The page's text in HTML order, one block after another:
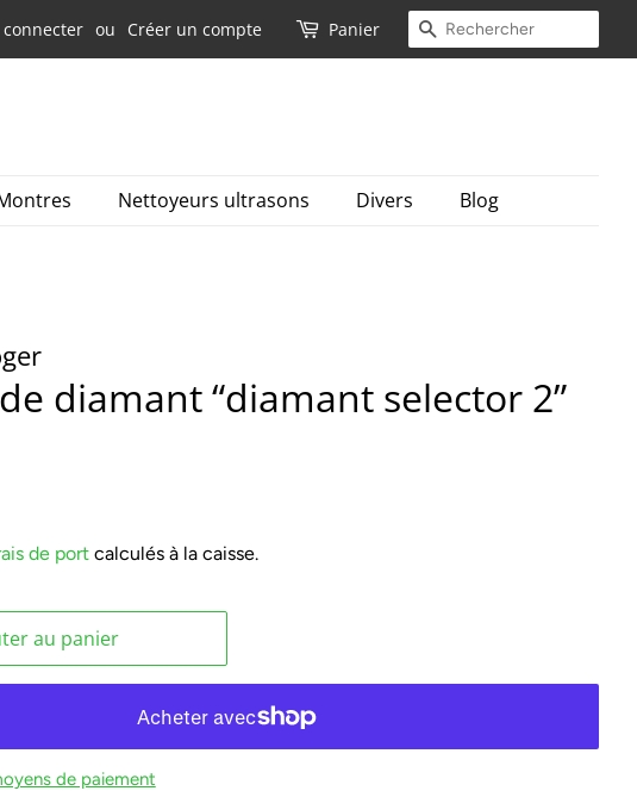
connecter ou Créer un compte Panier Recherche
Nettoyeurs ultrasons Divers Blog
diamant “diamant selector 2”
de port calculés à la caisse.
au panier
de paiement